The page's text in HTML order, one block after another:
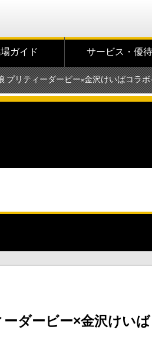
ガイド サービス・優待
プリティーダービー×金沢けいばコラ
ダービー×金沢けい